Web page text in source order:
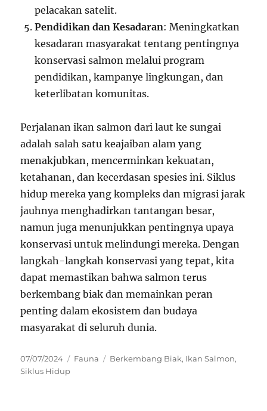
pelacakan satelit.
Pendidikan dan Kesadaran: Meningkatkan
kesadaran masyarakat tentang pentingnya
konservasi salmon melalui program
pendidikan, kampanye lingkungan, dan
keterlibatan komunitas.
Perjalanan ikan salmon dari laut ke sungai
adalah salah satu keajaiban alam yang
menakjubkan, mencerminkan kekuatan,
ketahanan, dan kecerdasan spesies ini. Siklus
hidup mereka yang kompleks dan migrasi jarak
jauhnya menghadirkan tantangan besar,
namun juga menunjukkan pentingnya upaya
konservasi untuk melindungi mereka. Dengan
langkah-langkah konservasi yang tepat, kita
dapat memastikan bahwa salmon terus
berkembang biak dan memainkan peran
penting dalam ekosistem dan budaya
masyarakat di seluruh dunia.
Posted
on
07/07/2024 Categories
Fauna Tags
Berkembang Biak, Ikan Salmon,
Siklus Hidup